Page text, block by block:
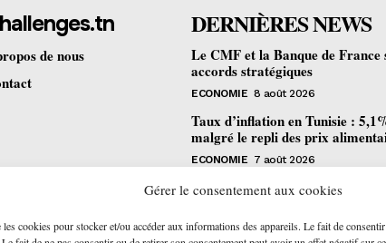
Gérer le consentement aux cookies
cookies pour stocker et/ou accéder aux informations des appareils. Le fait de
de nous
DERNIÈRES NEWS
Le CMF et la Banque de France
accords stratégiques
ECONOMIE 8 août 2026
Taux d’inflation en Tunisie :
malgré le repli des prix
ECONOMIE 7 août 2026
Une formation gratuite en fibre
ENTREPRENEUR 6 août 2026